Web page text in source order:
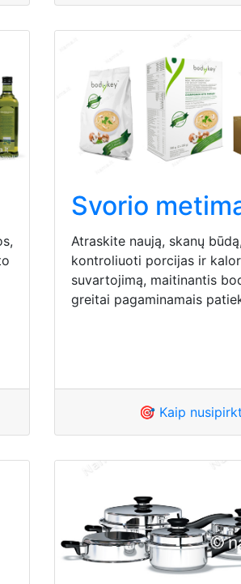
Svorio
Atraskite naują, skanų
kontroliuoti porcijas ir
suvartojimą, maitinantis
greitai pagaminamais
🎯 Kaip